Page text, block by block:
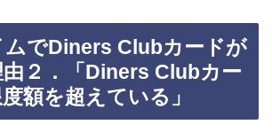
ムでDiners Clubカードが
２．「Diners Clubカー
額を超えている」